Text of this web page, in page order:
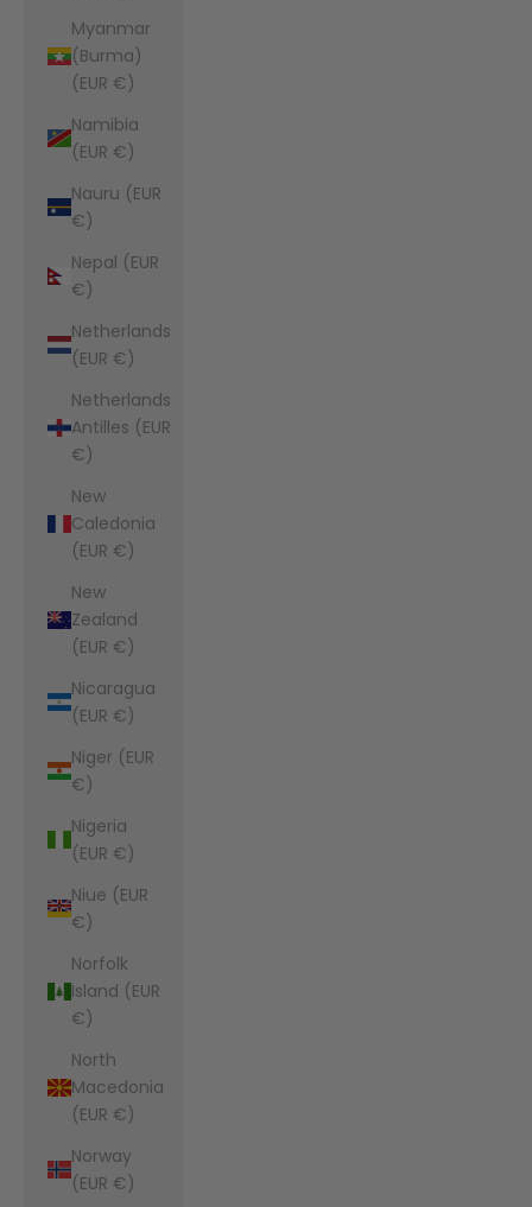
Myanmar
(Burma)
(EUR €)
Namibia
(EUR €)
Nauru (EUR
€)
Nepal (EUR
€)
Netherlands
(EUR €)
Netherlands
Antilles (EUR
€)
New
Caledonia
(EUR €)
New
Zealand
(EUR €)
Nicaragua
(EUR €)
Niger (EUR
€)
Nigeria
(EUR €)
Niue (EUR
€)
Norfolk
Island (EUR
€)
North
Macedonia
(EUR €)
Norway
(EUR €)